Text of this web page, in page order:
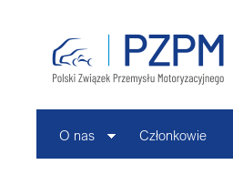
O nas Członkowie